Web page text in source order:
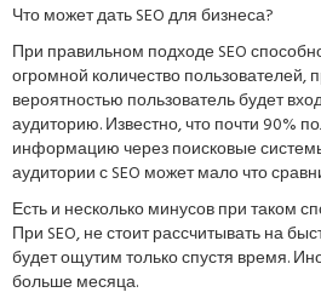
Что может дать SEO для бизнеса?
При правильном подходе SEO
огромной количество пользователей,
вероятностью пользователь будет
аудиторию. Известно, что почти 90%
информацию через поисковые
аудитории с SEO может мало что
Есть и несколько минусов при таком
При SEO, не стоит рассчитывать на
будет ощутим только спустя время.
больше месяца.